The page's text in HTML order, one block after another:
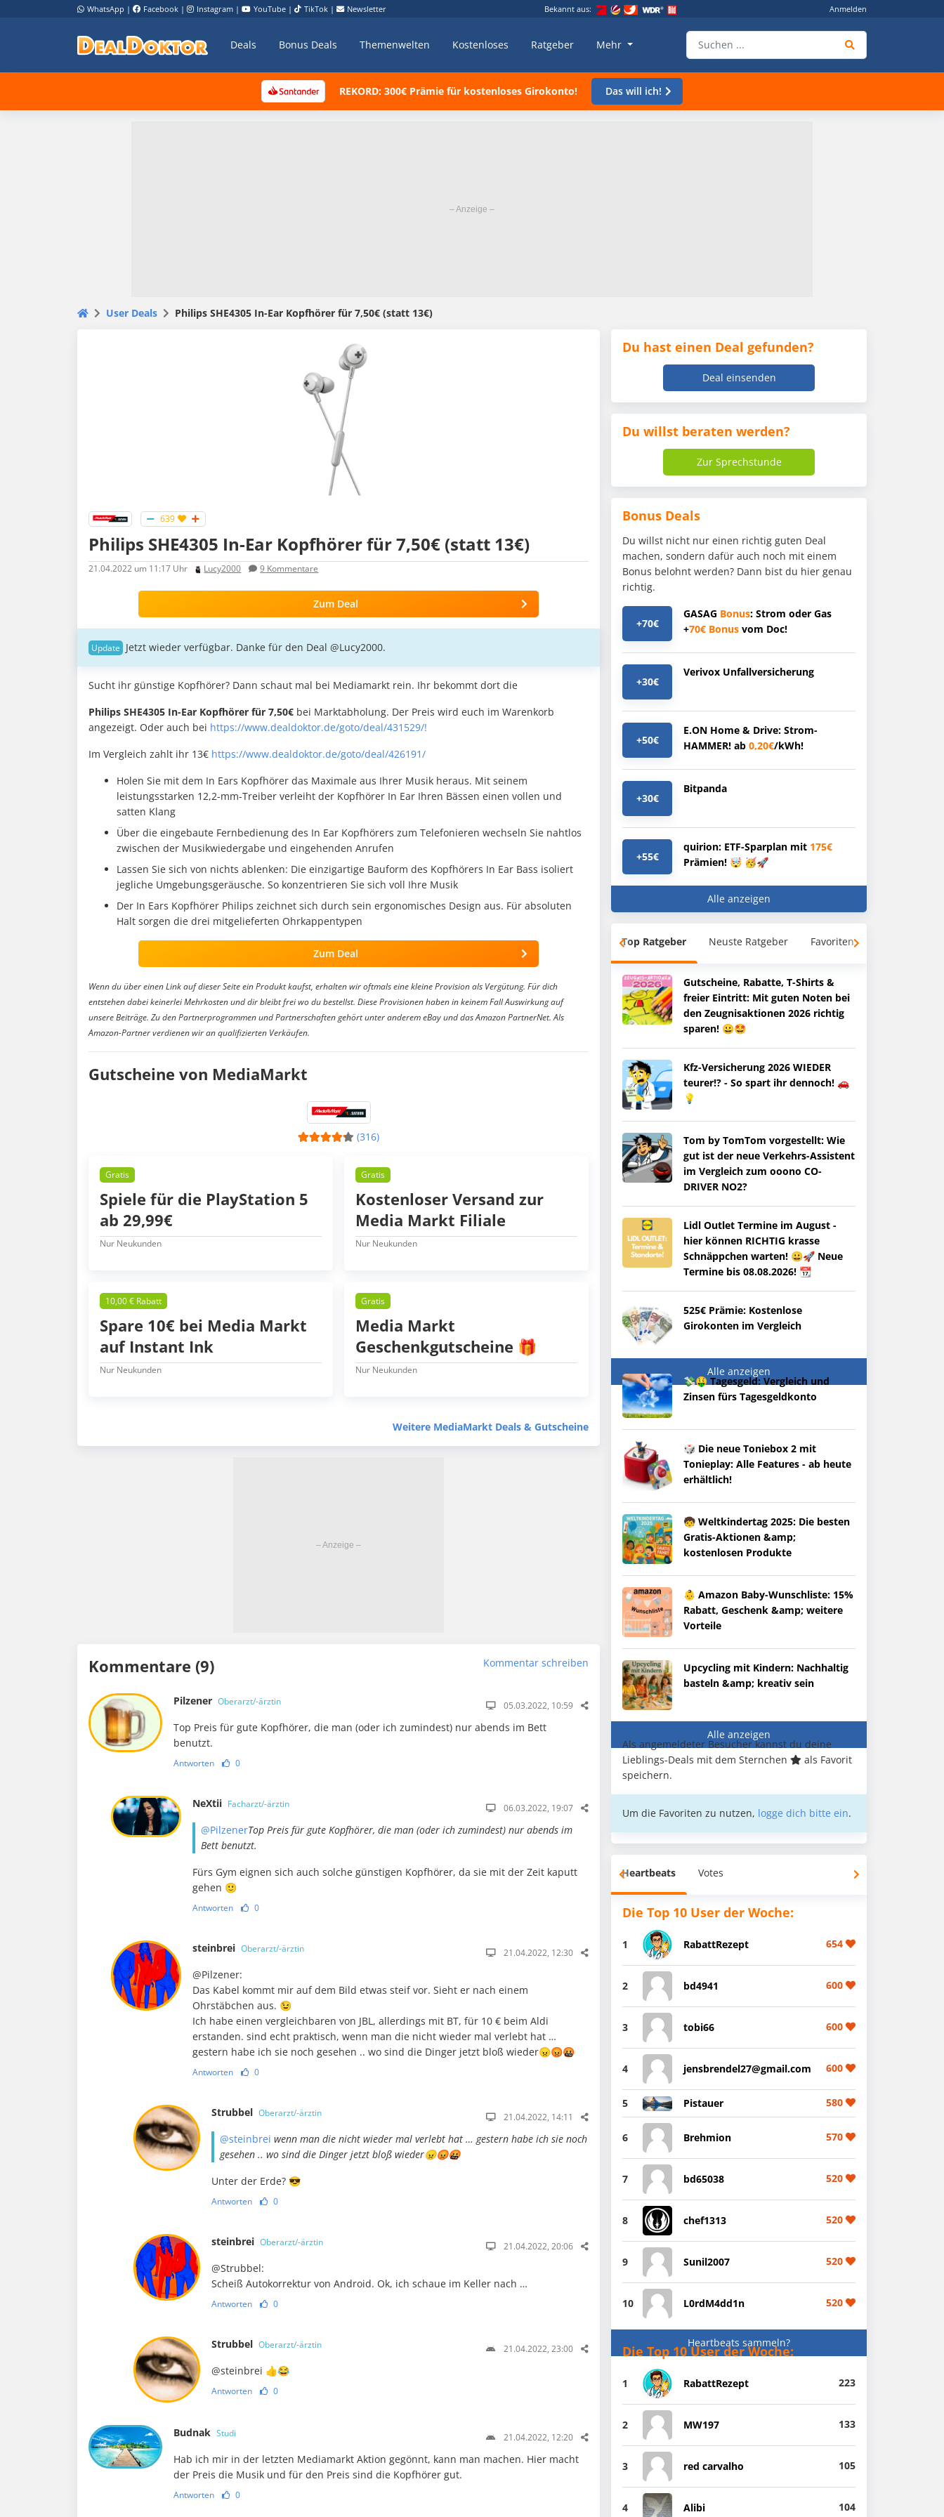
WhatsApp | Facebook | Instagram | YouTube | TikTok | Newsletter Bekannt aus: Anmelden
Deals Bonus Deals Themenwelten Kostenloses Ratgeber Mehr
REKORD: 300€ Prämie für kostenloses Girokonto! Das will ich!
User Deals Philips SHE4305 In-Ear Kopfhörer für 7,50€ (statt 13€)
639
Philips SHE4305 In-Ear Kopfhörer für 7,50€ (statt 13€)
21.04.2022 um 11:17 Uhr Lucy2000 9 Kommentare
Zum Deal
Jetzt wieder verfügbar. Danke für den Deal @Lucy2000.
Sucht ihr günstige Kopfhörer? Dann schaut mal bei Mediamarkt rein. Ihr bekommt dort die
Philips SHE4305 In-Ear Kopfhörer für 7,50€ bei Marktabholung. Der Preis wird euch im Warenkorb
angezeigt. Oder auch bei https://www.dealdoktor.de/goto/deal/431529/!
Im Vergleich zahlt ihr 13€ https://www.dealdoktor.de/goto/deal/426191/
Holen Sie mit dem In Ears Kopfhörer das Maximale aus Ihrer Musik heraus. Mit seinem
leistungsstarken 12,2-mm-Treiber verleiht der Kopfhörer In Ear Ihren Bässen einen vollen und
satten Klang
Über die eingebaute Fernbedienung des In Ear Kopfhörers zum Telefonieren wechseln Sie nahtlos
zwischen der Musikwiedergabe und eingehenden Anrufen
Lassen Sie sich von nichts ablenken: Die einzigartige Bauform des Kopfhörers In Ear Bass isoliert
jegliche Umgebungsgeräusche. So konzentrieren Sie sich voll Ihre Musik
Der In Ears Kopfhörer Philips zeichnet sich durch sein ergonomisches Design aus. Für absoluten
Halt sorgen die drei mitgelieferten Ohrkappentypen
Zum Deal
Wenn du über einen Link auf dieser Seite ein Produkt kaufst, erhalten wir oftmals eine kleine Provision als Vergütung. Für dich
entstehen dabei keinerlei Mehrkosten und dir bleibt frei wo du bestellst. Diese Provisionen haben in keinem Fall Auswirkung auf
unsere Beiträge. Zu den Partnerprogrammen und Partnerschaften gehört unter anderem eBay und das Amazon PartnerNet. Als
Amazon-Partner verdienen wir an qualifizierten Verkäufen.
Gutscheine von MediaMarkt
(316)
Gratis
Spiele für die PlayStation 5
ab 29,99€
Nur Neukunden
Gratis
Kostenloser Versand zur
Media Markt Filiale
Nur Neukunden
10,00 € Rabatt
Spare 10€ bei Media Markt
auf Instant Ink
Nur Neukunden
Gratis
Media Markt
Geschenkgutscheine 🎁
Nur Neukunden
Weitere MediaMarkt Deals & Gutscheine
Kommentare (9) Kommentar schreiben
Pilzener Oberarzt/-ärztin 05.03.2022, 10:59
Top Preis für gute Kopfhörer, die man (oder ich zumindest) nur abends im Bett
benutzt.
Antworten 0
NeXtii Facharzt/-ärztin 06.03.2022, 19:07
@PilzenerTop Preis für gute Kopfhörer, die man (oder ich zumindest) nur abends im
Bett benutzt.
Fürs Gym eignen sich auch solche günstigen Kopfhörer, da sie mit der Zeit kaputt
gehen 🙂
Antworten 0
steinbrei Oberarzt/-ärztin 21.04.2022, 12:30
@Pilzener:
Das Kabel kommt mir auf dem Bild etwas steif vor. Sieht er nach einem
Ohrstäbchen aus. 😉
Ich habe einen vergleichbaren von JBL, allerdings mit BT, für 10 € beim Aldi
erstanden. sind echt praktisch, wenn man die nicht wieder mal verlebt hat …
gestern habe ich sie noch gesehen .. wo sind die Dinger jetzt bloß wieder😠😡🤬
Antworten 0
Strubbel Oberarzt/-ärztin 21.04.2022, 14:11
@steinbrei wenn man die nicht wieder mal verlebt hat … gestern habe ich sie noch
gesehen .. wo sind die Dinger jetzt bloß wieder😠😡🤬
Unter der Erde? 😎
Antworten 0
steinbrei Oberarzt/-ärztin 21.04.2022, 20:06
@Strubbel:
Scheiß Autokorrektur von Android. Ok, ich schaue im Keller nach …
Antworten 0
Strubbel Oberarzt/-ärztin 21.04.2022, 23:00
@steinbrei 👍😂
Antworten 0
Budnak Studi 21.04.2022, 12:20
Hab ich mir in der letzten Mediamarkt Aktion gegönnt, kann man machen. Hier macht
der Preis die Musik und für den Preis sind die Kopfhörer gut.
Antworten 0
Du hast einen Deal gefunden?
Deal einsenden
Du willst beraten werden?
Zur Sprechstunde
Bonus Deals
Du willst nicht nur einen richtig guten Deal
machen, sondern dafür auch noch mit einem
Bonus belohnt werden? Dann bist du hier genau
richtig.
+70€
GASAG Bonus: Strom oder Gas
+70€ Bonus vom Doc!
+30€
Verivox Unfallversicherung
+50€
E.ON Home & Drive: Strom-
HAMMER! ab 0,20€/kWh!
+30€
Bitpanda
+55€
quirion: ETF-Sparplan mit 175€
Prämien! 🤯 🥳🚀
Alle anzeigen
Top Ratgeber Neuste Ratgeber Favoriten
Gutscheine, Rabatte, T-Shirts &
freier Eintritt: Mit guten Noten bei
den Zeugnisaktionen 2026 richtig
sparen! 😀🤩
Kfz-Versicherung 2026 WIEDER
teurer!? - So spart ihr dennoch! 🚗
💡
Tom by TomTom vorgestellt: Wie
gut ist der neue Verkehrs-Assistent
im Vergleich zum ooono CO-
DRIVER NO2?
Lidl Outlet Termine im August -
hier können RICHTIG krasse
Schnäppchen warten! 😀🚀 Neue
Termine bis 08.08.2026! 📆
525€ Prämie: Kostenlose
Girokonten im Vergleich
Alle anzeigen
💸🤑 Tagesgeld: Vergleich und
Zinsen fürs Tagesgeldkonto
🎲 Die neue Toniebox 2 mit
Tonieplay: Alle Features - ab heute
erhältlich!
🧒 Weltkindertag 2025: Die besten
Gratis-Aktionen &amp;
kostenlosen Produkte
👶 Amazon Baby-Wunschliste: 15%
Rabatt, Geschenk &amp; weitere
Vorteile
Upcycling mit Kindern: Nachhaltig
basteln &amp; kreativ sein
Alle anzeigen
Als angemeldeter Besucher kannst du deine
Lieblings-Deals mit dem Sternchen
als Favorit
speichern.
Um die Favoriten zu nutzen, logge dich bitte ein.
Heartbeats Votes
Die Top 10 User der Woche:
1 RabattRezept 654
2 bd4941 600
3 tobi66 600
4 jensbrendel27@gmail.com 600
5 Pistauer 580
6 Brehmion 570
7 bd65038 520
8 chef1313 520
9 Sunil2007 520
10 L0rdM4dd1n 520
Heartbeats sammeln?
Die Top 10 User der Woche:
1 RabattRezept 223
2 MW197 133
3 red carvalho 105
4 Alibi 104